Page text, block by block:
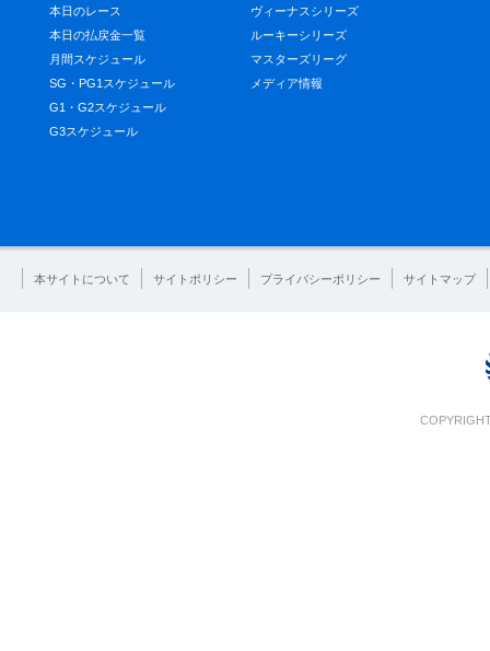
本日のレース
本日の払戻金一覧
月間スケジュール
SG・PG1スケジュール
G1・G2スケジュール
G3スケジュール
ヴィーナスシリーズ
ルーキーシリーズ
マスターズリーグ
メディア情報
本サイトについて サイトポリシー プライバシーポリシー サイトマップ